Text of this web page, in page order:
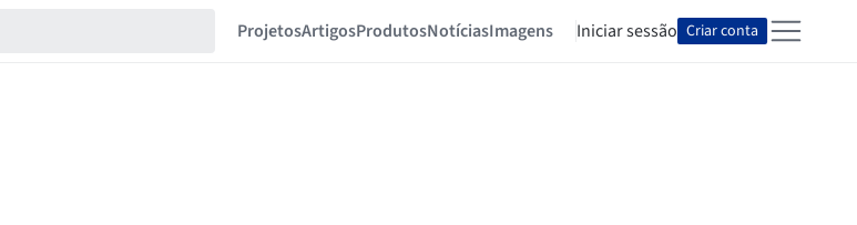
ProjetosArtigosProdutosNotíciasImagens Iniciar sessão Criar conta